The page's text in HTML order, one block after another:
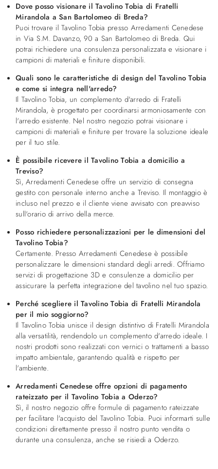
Dove posso visionare il Tavolino Tobia di Fratelli
Mirandola a San Bartolomeo di Breda?
Puoi trovare il Tavolino Tobia presso Arredamenti Cenedese
in Via S.M. Davanzo, 90 a San Bartolomeo di Breda. Qui
potrai richiedere una consulenza personalizzata e visionare i
campioni di materiali e finiture disponibili.
Quali sono le caratteristiche di design del Tavolino Tobia
e come si integra nell'arredo?
Il Tavolino Tobia, un complemento d'arredo di Fratelli
Mirandola, è progettato per coordinarsi armoniosamente con
l'arredo esistente. Nel nostro negozio potrai visionare i
campioni di materiali e finiture per trovare la soluzione ideale
per il tuo stile.
È possibile ricevere il Tavolino Tobia a domicilio a
Treviso?
Sì, Arredamenti Cenedese offre un servizio di consegna
gestito con personale interno anche a Treviso. Il montaggio è
incluso nel prezzo e il cliente viene avvisato con preavviso
sull'orario di arrivo della merce.
Posso richiedere personalizzazioni per le dimensioni del
Tavolino Tobia?
Certamente. Presso Arredamenti Cenedese è possibile
personalizzare le dimensioni standard degli arredi. Offriamo
servizi di progettazione 3D e consulenze a domicilio per
assicurare la perfetta integrazione del tavolino nel tuo spazio.
Perché scegliere il Tavolino Tobia di Fratelli Mirandola
per il mio soggiorno?
Il Tavolino Tobia unisce il design distintivo di Fratelli Mirandola
alla versatilità, rendendolo un complemento d'arredo ideale. I
nostri prodotti sono realizzati con vernici o trattamenti a basso
impatto ambientale, garantendo qualità e rispetto per
l'ambiente.
Arredamenti Cenedese offre opzioni di pagamento
rateizzato per il Tavolino Tobia a Oderzo?
Sì, il nostro negozio offre formule di pagamento rateizzate
per facilitare l'acquisto del Tavolino Tobia. Puoi informarti sulle
condizioni direttamente presso il nostro punto vendita o
durante una consulenza, anche se risiedi a Oderzo.